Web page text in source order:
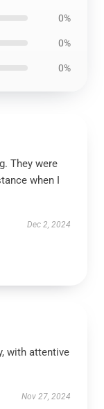
0%
0%
0%
They were
when I
Dec 2, 2024
with attentive
Nov 27, 2024